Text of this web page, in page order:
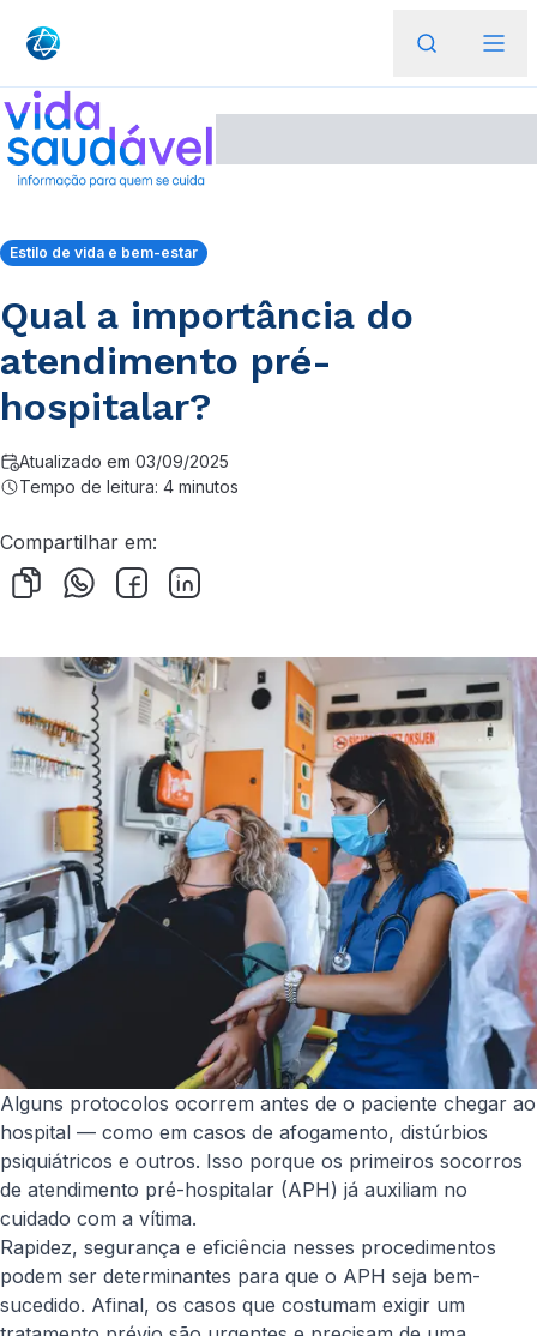
Estilo de vida e bem-estar
Qual a importância do
atendimento pré-
hospitalar?
Atualizado em 03/09/2025
Tempo de leitura: 4 minutos
Compartilhar em:
Alguns protocolos ocorrem antes de o paciente chegar ao
hospital — como em casos de afogamento, distúrbios
psiquiátricos e outros. Isso porque os primeiros socorros
de atendimento pré-hospitalar (APH) já auxiliam no
cuidado com a vítima.
Rapidez, segurança e eficiência nesses procedimentos
podem ser determinantes para que o APH seja bem-
sucedido. Afinal, os casos que costumam exigir um